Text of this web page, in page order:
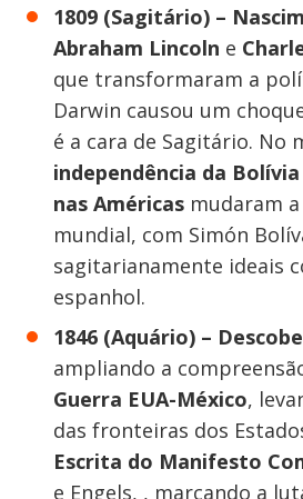
1809 (Sagitário) –
Abraham Lincoln e
que transformaram a
Darwin causou um
é a cara de Sagitário. No
independência da
nas Américas mudaram
mundial, com Simón
sagitarianamente ideais
espanhol.
1846 (Aquário) –
ampliando a
Guerra EUA-México,
das fronteiras dos
Escrita do Manifesto
e Engels, , marcando a